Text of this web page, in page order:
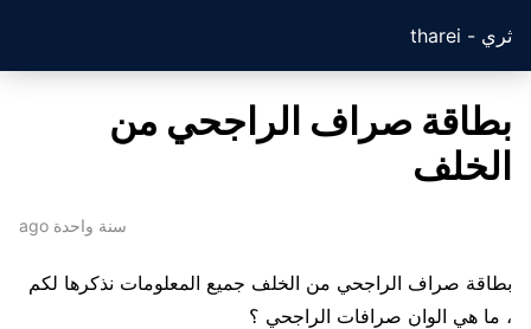
ثري - tharei
بطاقة صراف الراجحي من
الخلف
سنة واحدة ago
بطاقة صراف الراجحي من الخلف جميع المعلومات نذكرها لكم
، ما هي الوان صرافات الراجحي ؟